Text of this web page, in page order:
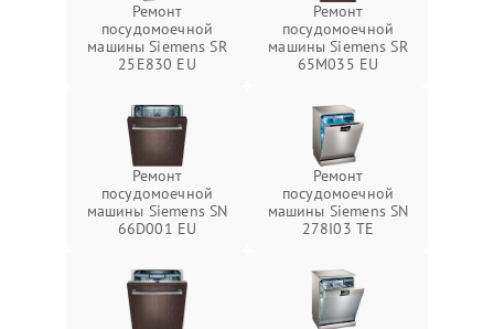
Ремонт
посудомоечной
машины Siemens SR
25E830 EU
Ремонт
посудомоечной
машины Siemens SR
65M035 EU
Ремонт
посудомоечной
машины Siemens SN
66D001 EU
Ремонт
посудомоечной
машины Siemens SN
278I03 TE